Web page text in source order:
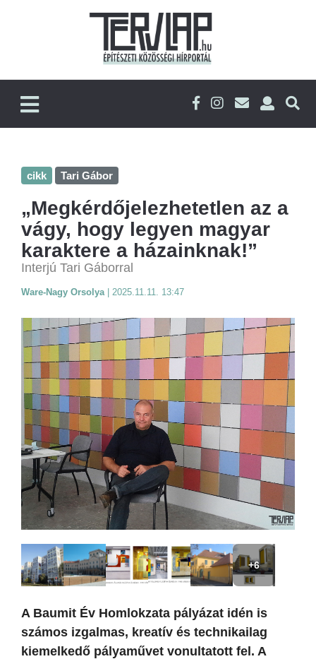
cikk Tari Gábor
„Megkérdőjelezhetetlen az a
vágy, hogy legyen magyar
karaktere a házainknak!”
Interjú Tari Gáborral
Ware-Nagy Orsolya 2025.11.11. 13:47
+6
A Baumit Év Homlokzata pályázat idén is
számos izgalmas, kreatív és technikailag
kiemelkedő pályaművet vonultatott fel. A